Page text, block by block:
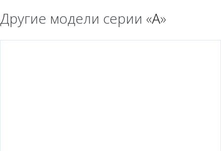
Другие модели серии «A»